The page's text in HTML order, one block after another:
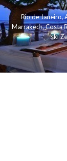
Rio de Janeiro,
Marrakech,Costa
ski